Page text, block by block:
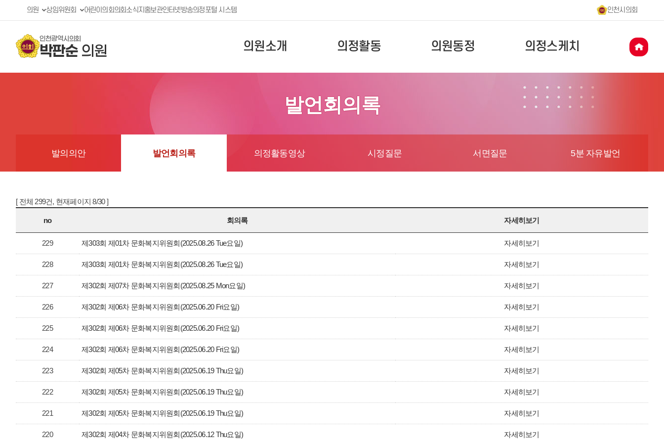
의원 상임위원회 어린이의회의회소식지 홍보관인터넷방송의정포털 시스템 인천시의회
인천광역시의회
박판순 의원 의원소개 의정활동 의원동정 의정스케치
발언회의록
발의의안 발언회의록 의정활동영상 시정질문 서면질문 5분 자유발언
[ 전체 299건, 현재페이지 8/30 ]
no 회의록 자세히보기
229 제303회 제01차 문화복지위원회(2025.08.26 Tue요일) 자세히보기
228 제303회 제01차 문화복지위원회(2025.08.26 Tue요일) 자세히보기
227 제302회 제07차 문화복지위원회(2025.08.25 Mon요일) 자세히보기
226 제302회 제06차 문화복지위원회(2025.06.20 Fri요일) 자세히보기
225 제302회 제06차 문화복지위원회(2025.06.20 Fri요일) 자세히보기
224 제302회 제06차 문화복지위원회(2025.06.20 Fri요일) 자세히보기
223 제302회 제05차 문화복지위원회(2025.06.19 Thu요일) 자세히보기
222 제302회 제05차 문화복지위원회(2025.06.19 Thu요일) 자세히보기
221 제302회 제05차 문화복지위원회(2025.06.19 Thu요일) 자세히보기
220 제302회 제04차 문화복지위원회(2025.06.12 Thu요일) 자세히보기